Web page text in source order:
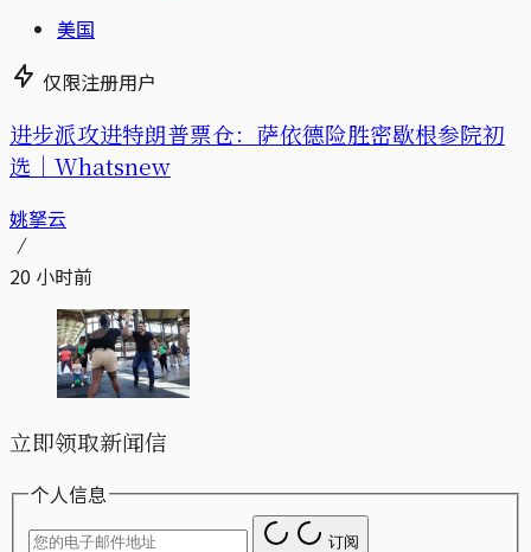
美国
仅限注册用户
进步派攻进特朗普票仓：萨依德险胜密歇根参院初
选｜Whatsnew
姚拏云
20 小时前
立即领取新闻信
个人信息
订阅